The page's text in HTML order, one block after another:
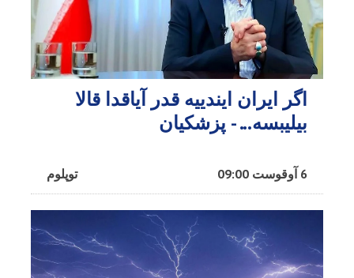
اگر ایران ایندییه قدر آیاقدا قالا
بیلیبسه... - پزشکیان
توپلوم 6 آوقوست 09:00